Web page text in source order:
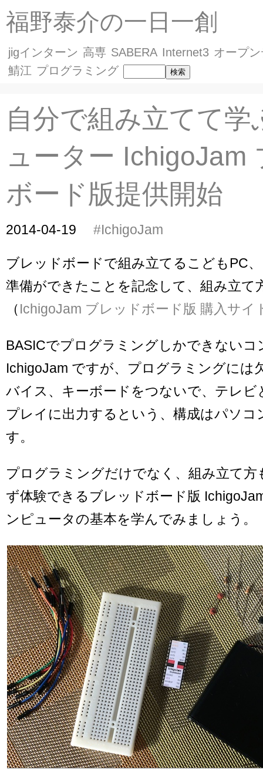
福野泰介の一日一創
jigインターン 高専 SABERA Internet3 オープ
鯖江 プログラミング
自分で組み立てて学
ューター IchigoJam
ボード版提供開始
2014-04-19 #IchigoJam
ブレッドボードで組み立てるこどもPC、
準備ができたことを記念して、組み立て
（IchigoJam ブレッドボード版 購入サイ
BASICでプログラミングしかできないコ
IchigoJam ですが、プログラミングには
バイス、キーボードをつないで、テレビ
プレイに出力するという、構成はパソコ
す。
プログラミングだけでなく、組み立て方
ず体験できるブレッドボード版
ンピュータの基本を学んでみましょう。